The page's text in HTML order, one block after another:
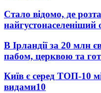
Стало відомо, де
найгустонаселеніший
В Ірландії за 20 млн
пабом, церквою та
Київ є серед ТОП-10
видами10